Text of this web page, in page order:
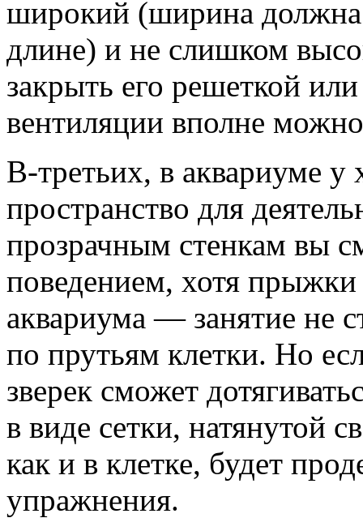
широкий (ширина должна
длине) и не слишком
закрыть его решеткой
вентиляции вполне
В-третьих, в аквариуме у
пространство для
прозрачным стенкам вы
поведением, хотя прыжки
аквариума — занятие не
по прутьям клетки. Но
зверек сможет
в виде сетки, натянутой
как и в клетке, будет
упражнения.